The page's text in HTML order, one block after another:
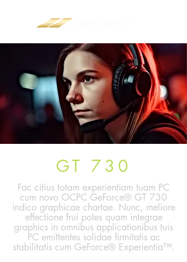
GT 730
Fac citius totam experientiam tuam PC
cum novo OCPC GeForce® GT 730
indico graphicae chartae. Nunc, meliore
effectione frui potes quam integrae
graphics in omnibus applicationibus tuis
PC emittentes solidae firmitatis ac
stabilitatis cum GeForce® Experientia™.